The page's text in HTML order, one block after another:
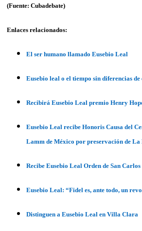
(Fuente: Cubadebate)
Enlaces relacionados:
El ser humano llamado Eusebio Leal
Eusebio leal o el tiempo sin diferencias de
Recibirá Eusebio Leal premio Henry
Eusebio Leal recibe Honoris Causa del
Lamm de México por preservación de La
Recibe Eusebio Leal Orden de San Carlos
Eusebio Leal: “Fidel es, ante todo, un
Distinguen a Eusebio Leal en Villa Clara